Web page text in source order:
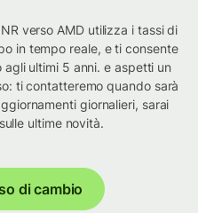
verso AMD utilizza i tassi di
in tempo reale, e ti consente
ultimi 5 anni. e aspetti un
ti contatteremo quando sarà
giornalieri, sarai
ultime novità.
di cambio